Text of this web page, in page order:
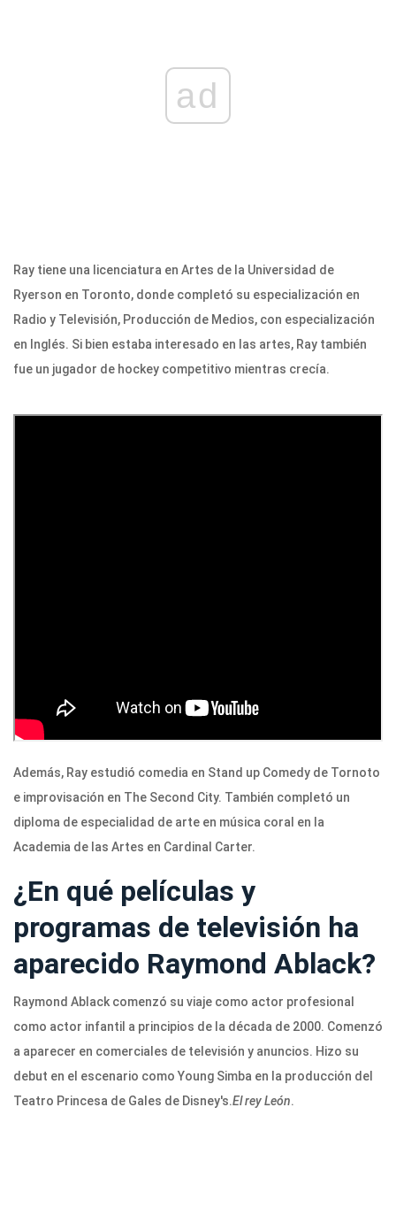
ad
Ray tiene una licenciatura en Artes de la Universidad de
Ryerson en Toronto, donde completó su especialización en
Radio y Televisión, Producción de Medios, con especialización
en Inglés. Si bien estaba interesado en las artes, Ray también
fue un jugador de hockey competitivo mientras crecía.
Además, Ray estudió comedia en Stand up Comedy de Tornoto
e improvisación en The Second City. También completó un
diploma de especialidad de arte en música coral en la
Academia de las Artes en Cardinal Carter.
¿En qué películas y
programas de televisión ha
aparecido Raymond Ablack?
Raymond Ablack comenzó su viaje como actor profesional
como actor infantil a principios de la década de 2000. Comenzó
a aparecer en comerciales de televisión y anuncios. Hizo su
debut en el escenario como Young Simba en la producción del
Teatro Princesa de Gales de Disney's.El rey León.